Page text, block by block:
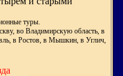
туры.
во Владимирскую область, в
в Ростов, в Мышкин, в Углич,